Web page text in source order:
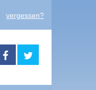
vergessen?